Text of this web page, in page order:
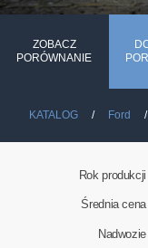
ZOBACZ
PORÓWNANIE
KATALOG Ford
Rok produkcji
Średnia cena
Nadwozie